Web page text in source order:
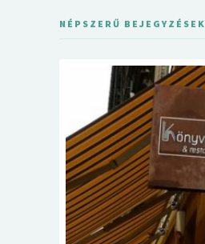
NÉPSZERŰ BEJEGYZÉSEK